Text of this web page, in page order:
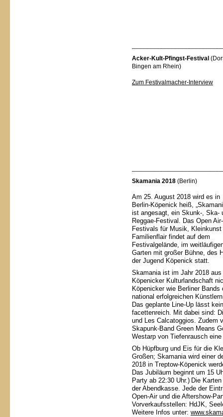
Acker-Kult-Pfingst-Festival
Bingen am Rhein)
Zum Festivalmacher-Interview
Skamania 2018 (Berlin)
Am 25. August 2018 wird es in
Berlin-Köpenick heiß,
ist angesagt, ein Skunk-, Ska-
Reggae-Festival. Das Open Air-
Festivals für Musik, Kleinkunst
Familienflair findet auf dem
Festivalgelände, im
Garten mit großer Bühne, des
der Jugend Köpenick statt.
Skamania ist im Jahr 2018
Köpenicker Kultur­­land­schaft
Köpenicker wie Berliner
national erfolgreichen
Das geplante Line-Up lässt
facettenreich. Mit dabei sind:
und Les Calcatoggios. Zudem
Skapunk-Band Green Means
Westarp von Tiefenrausch
Ob Hüpfburg und Eis für die
Großen; Skamania wird einer
2018 in Treptow-Köpenick
Das Jubiläum beginnt um 15
Party ab 22:30 Uhr.) Die
der Abendkasse. Jede der
Open-Air und die Aftershow-
Vorverkaufsstellen: HdJK,
Weitere Infos unter: